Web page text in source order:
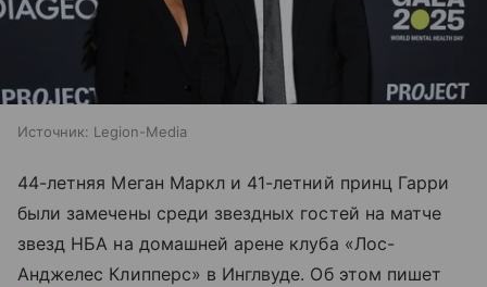
Источник: Legion-Media
44-летняя Меган Маркл и 41-летний принц Гарри
были замечены среди звездных гостей на матче
звезд НБА на домашней арене клуба «Лос-
Анджелес Клипперс» в Инглвуде. Об этом пишет